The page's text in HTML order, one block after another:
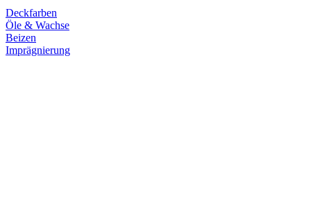
Deckfarben
Öle & Wachse
Beizen
Imprägnierung